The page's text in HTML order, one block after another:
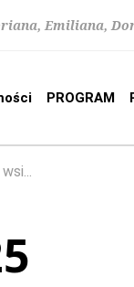
Emiliana,
PROGRAM